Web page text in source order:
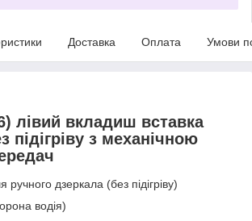
Доставка Оплата Умови
лівий вкладиш вставка
підігріву з механічною
ручного дзеркала (без підігріву)
водія)